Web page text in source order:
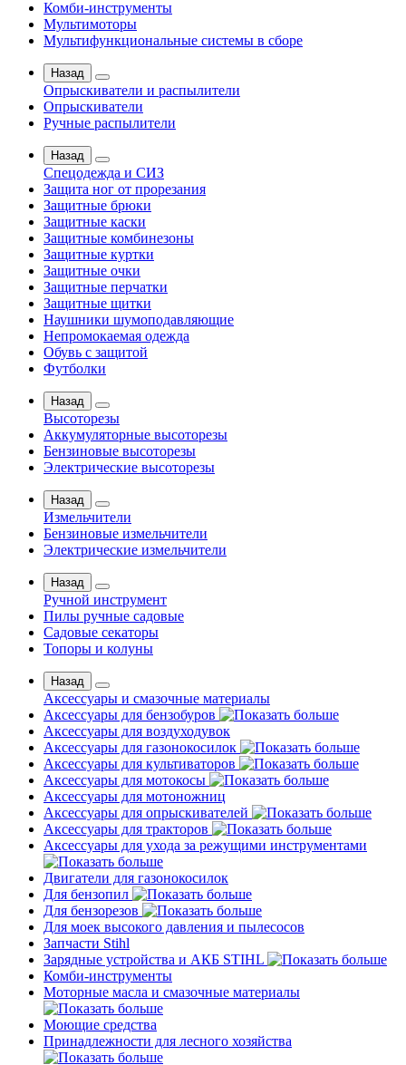
Комби-инструменты
Мультимоторы
Мультифункциональные системы в сборе
Назад
Опрыскиватели и распылители
Опрыскиватели
Ручные распылители
Назад
Спецодежда и СИЗ
Защита ног от прорезания
Защитные брюки
Защитные каски
Защитные комбинезоны
Защитные куртки
Защитные очки
Защитные перчатки
Защитные щитки
Наушники шумоподавляющие
Непромокаемая одежда
Обувь с защитой
Футболки
Назад
Высоторезы
Аккумуляторные высоторезы
Бензиновые высоторезы
Электрические высоторезы
Назад
Измельчители
Бензиновые измельчители
Электрические измельчители
Назад
Ручной инструмент
Пилы ручные садовые
Садовые секаторы
Топоры и колуны
Назад
Аксессуары и смазочные материалы
Аксессуары для бензобуров
Аксессуары для воздуходувок
Аксессуары для газонокосилок
Аксессуары для культиваторов
Аксессуары для мотокосы
Аксессуары для мотоножниц
Аксессуары для опрыскивателей
Аксессуары для тракторов
Аксессуары для ухода за режущими инструментами
Двигатели для газонокосилок
Для бензопил
Для бензорезов
Для моек высокого давления и пылесосов
Запчасти Stihl
Зарядные устройства и АКБ STIHL
Комби-инструменты
Моторные масла и смазочные материалы
Моющие средства
Принадлежности для лесного хозяйства